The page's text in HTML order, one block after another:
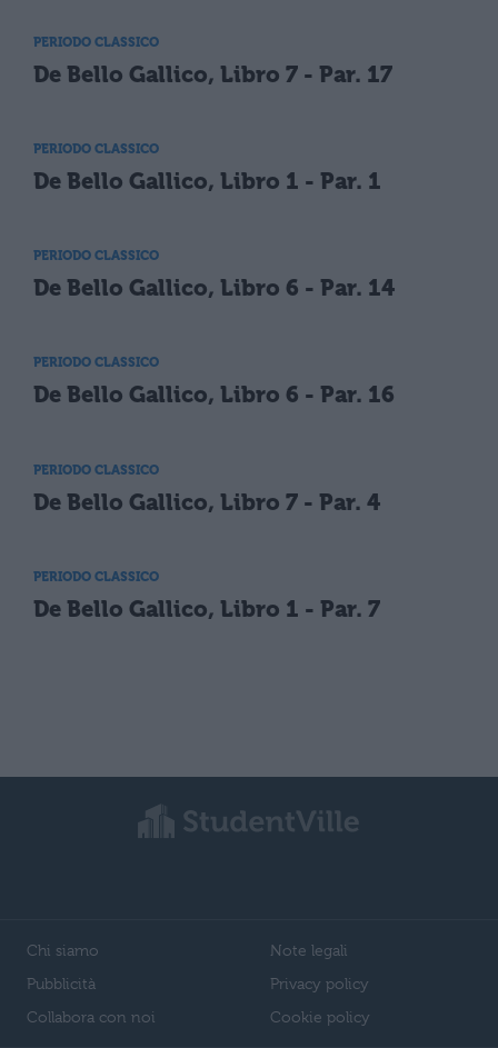
PERIODO CLASSICO
De Bello Gallico, Libro 7 - Par. 17
PERIODO CLASSICO
De Bello Gallico, Libro 1 - Par. 1
PERIODO CLASSICO
De Bello Gallico, Libro 6 - Par. 14
PERIODO CLASSICO
De Bello Gallico, Libro 6 - Par. 16
PERIODO CLASSICO
De Bello Gallico, Libro 7 - Par. 4
PERIODO CLASSICO
De Bello Gallico, Libro 1 - Par. 7
Chi siamo
Pubblicità
Collabora con noi
Note legali
Privacy policy
Cookie policy